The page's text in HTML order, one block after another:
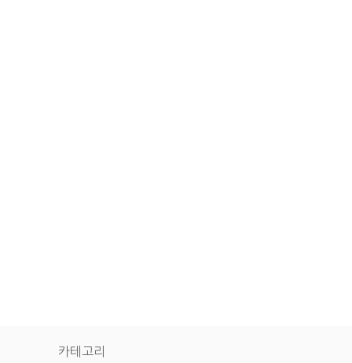
카테고리